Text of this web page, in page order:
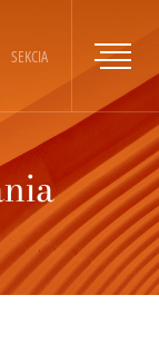
SEKCIA